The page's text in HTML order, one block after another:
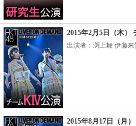
2015年2月5日（木
出演者：渕上舞 伊藤来
2015年8月17日（月